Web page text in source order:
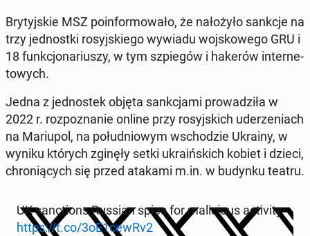
Bry­tyj­skie MSZ po­in­for­mo­wa­ło, że na­ło­ży­ło sankcje na
trzy jed­nost­ki ro­syj­skie­go wywiadu woj­sko­we­go GRU i
18 funk­cjo­na­riu­szy, w tym szpie­gów i hakerów in­ter­ne­
to­wych.
Jedna z jed­no­stek objęta sank­cja­mi pro­wa­dzi­ła w
2022 r. roz­po­zna­nie online przy ro­syj­skich ude­rze­niach
na Ma­riu­pol, na po­łu­dnio­wym wscho­dzie Ukrainy, w
wyniku których zginęły setki ukra­iń­skich kobiet i dzieci,
chro­nią­cych się przed atakami m.in. w budynku teatru.
UK sanc­tions Russian spies for ma­li­cio­us ac­ti­vi­ty
https://t.co/3oE1cewRv2